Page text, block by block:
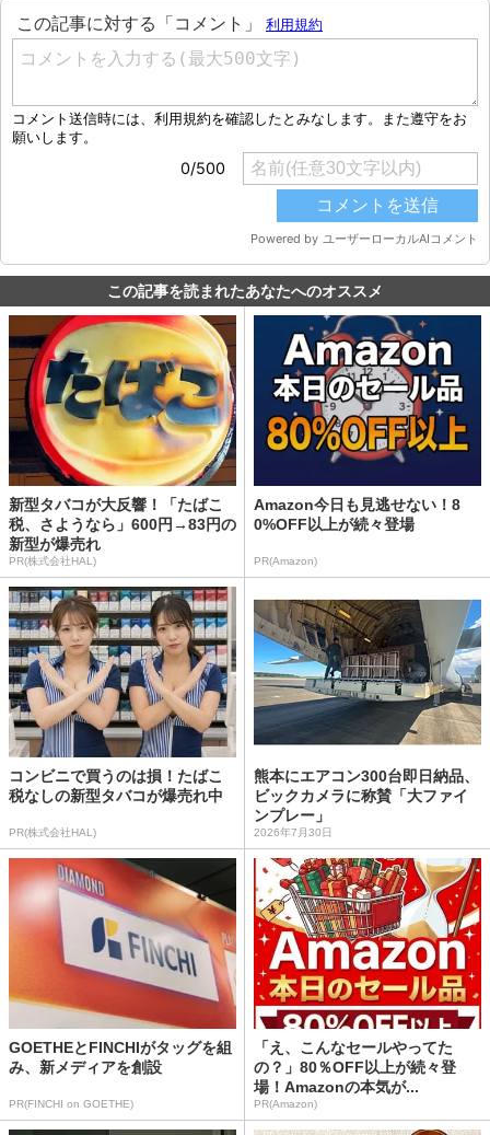
この記事を読まれたあなたへのオススメ
新型タバコが大反響！「たばこ
税、さようなら」600円→83円の
新型が爆売れ
PR(株式会社HAL)
Amazon今日も見逃せない！8
0%OFF以上が続々登場
PR(Amazon)
コンビニで買うのは損！たばこ
税なしの新型タバコが爆売れ中
PR(株式会社HAL)
熊本にエアコン300台即日納品、
ビックカメラに称賛「大ファイ
ンプレー」
2026年7月30日
GOETHEとFINCHIがタッグを組
み、新メディアを創設
PR(FINCHI on GOETHE)
「え、こんなセールやってた
の？」80％OFF以上が続々登
場！Amazonの本気が...
PR(Amazon)